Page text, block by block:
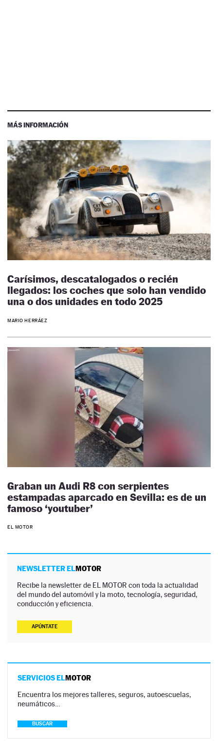
MÁS INFORMACIÓN
Carísimos, descatalogados o recién
llegados: los coches que solo han vendido
una o dos unidades en todo 2025
MARIO HERRÁEZ
Graban un Audi R8 con serpientes
estampadas aparcado en Sevilla: es de un
famoso ‘youtuber’
EL MOTOR
NEWSLETTER ELMOTOR
Recibe la newsletter de EL MOTOR con toda la actualidad
del mundo del automóvil y la moto, tecnología, seguridad,
conducción y eficiencia.
APÚNTATE
SERVICIOS ELMOTOR
Encuentra los mejores talleres, seguros, autoescuelas,
neumáticos…
BUSCAR